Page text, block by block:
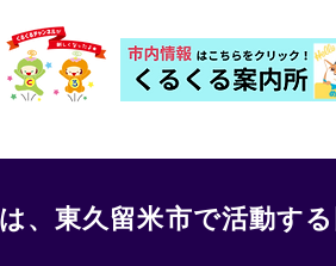
、東久留米市で活動す